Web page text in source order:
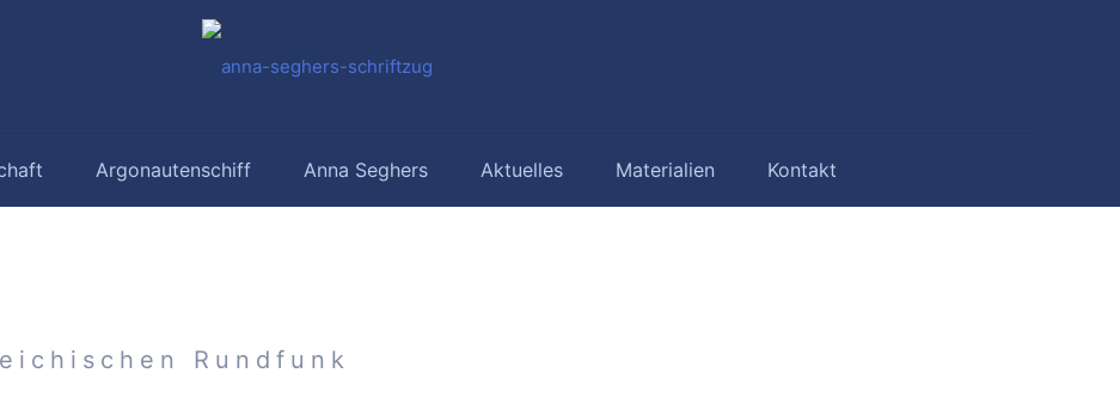
Argonautenschiff Anna Seghers Aktuelles Materialien Kontakt
Rundfunk